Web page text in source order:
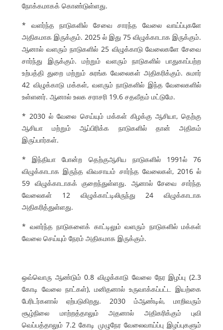
நோக்கமாகக் கொண்டுள்ளது.
* வளர்ந்த நாடுகளில் சேவை சாரந்த வேலை வாய்ப்புகளே
அதிகமாக இருக்கும். 2025 ல் இது 75 விழுக்காடாக இருக்கும்.
ஆனால் வளரும் நாடுகளில் 25 விழுக்காடு வேலைகளே சேவை
சார்ந்து இருக்கும். மற்றும் வளரும் நாடுகளில் பாதுகாப்பற்ற
உற்பத்தி துறை மற்றும் சுரங்க வேலைகள் அதிகரிக்கும். சுமார்
42 விழுக்காடு மக்கள், வளரும் நாடுகளில் இந்த வேலைகளில்
உள்ளனர். ஆனால் உலக சராசரி 19.6 சதவீதம் மட்டுமே.
* 2030 ல் வேலை செய்யும் மக்கள் கிழக்கு ஆசியா, தெற்கு
ஆசியா மற்றும் ஆப்பிரிக்க நாடுகளில் தான் அதிகம்
இருப்பார்கள்.
* இந்தியா போன்ற தெற்குஆசிய நாடுகளில் 1991ல் 76
விழுக்காடாக இருந்த விவசாயம் சார்ந்த வேலைகள், 2016 ல்
59 விழுக்காடாகக் குறைந்துள்ளது. ஆனால் சேவை சார்ந்த
வேலைகள் 12 விழுக்காட்டிலிருந்து 24 விழுக்காடாக
அதிகரித்துள்ளது.
* வளர்ந்த நாடுகளைக் காட்டிலும் வளரும் நாடுகளில் மக்கள்
வேலை செய்யும் நேரம் அதிகமாக இருக்கும்.
ஒவ்வொரு ஆண்டும் 0.8 விழுக்காடு வேலை நேர இழப்பு (2.3
கோடி வேலை நாட்கள்), மனிதனால் உருவாக்கப்பட்ட இயற்கை
பேரிடர்களால் ஏற்படுகிறது. 2030 ம்ஆண்டில், மாறிவரும்
சூழ்நிலை மாற்றத்தாலும் அதனால் அதிகரிக்கும் புவி
வெப்பத்தாலும் 7.2 கோடி முழுநேர வேலைவாய்ப்பு இழப்புகளும்